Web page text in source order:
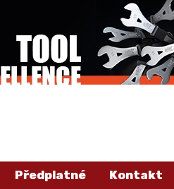
Předplatné Kontakt